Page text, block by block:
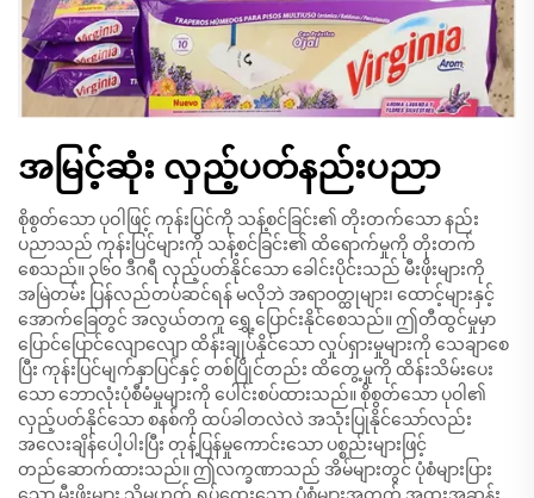
အမြင့်ဆုံး လှည့်ပတ်နည်းပညာ
စိုစွတ်သော ပုဝါဖြင့် ကုန်းပြင်ကို သန့်စင်ခြင်း၏ တိုးတက်သော နည်း
ပညာသည် ကုန်းပြင်များကို သန့်စင်ခြင်း၏ ထိရောက်မှုကို တိုးတက်
စေသည်။ ၃၆၀ ဒီဂရီ လှည့်ပတ်နိုင်သော ခေါင်းပိုင်းသည် မီးဖိုးများကို
အမြဲတမ်း ပြန်လည်တပ်ဆင်ရန် မလိုဘဲ အရာဝတ္ထုများ၊ ထောင့်များနှင့်
အောက်ခြေတွင် အလွယ်တကူ ရွှေ့ပြောင်းနိုင်စေသည်။ ဤတီထွင်မှုမှာ
ပြောင်ပြောင်လျောလျော ထိန်းချုပ်နိုင်သော လှုပ်ရှားမှုများကို သေချာစေ
ပြီး ကုန်းပြင်မျက်နှာပြင်နှင့် တစ်ပြိုင်တည်း ထိတွေ့မှုကို ထိန်းသိမ်းပေး
သော ဘောလုံးပုံစီမံမှုများကို ပေါင်းစပ်ထားသည်။ စိုစွတ်သော ပုဝါ၏
လှည့်ပတ်နိုင်သော စနစ်ကို ထပ်ခါတလဲလဲ အသုံးပြုနိုင်သော်လည်း
အလေးချိန်ပေါ့ပါးပြီး တုန့်ပြန်မှုကောင်းသော ပစ္စည်းများဖြင့်
တည်ဆောက်ထားသည်။ ဤလက္ခဏာသည် အိမ်များတွင် ပုံစံများပြား
သော မီးဖိုးများ သို့မဟုတ် ရှုပ်ထွေးသော ပုံစံများအတွက် အထူးအဆန်း